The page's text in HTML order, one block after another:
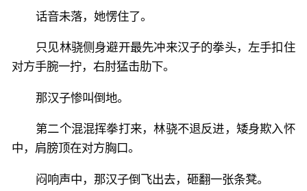
话音未落，她愣住了。
只见林骁侧身避开最先冲来汉子的拳头，左手扣住
对方手腕一拧，右肘猛击肋下。
那汉子惨叫倒地。
第二个混混挥拳打来，林骁不退反进，矮身欺入怀
中，肩膀顶在对方胸口。
闷响声中，那汉子倒飞出去，砸翻一张条凳。